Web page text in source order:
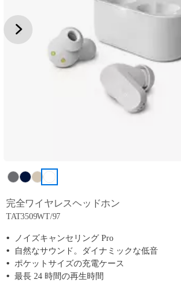
完全ワイヤレスヘッドホン
TAT3509WT/97
ノイズキャンセリング Pro
自然なサウンド。ダイナミックな低音
ポケットサイズの充電ケース
最長 24 時間の再生時間